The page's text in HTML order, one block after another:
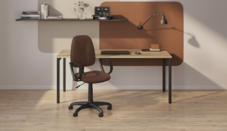
corps
Siege réglable en hauteur
Accoudoirs fixes
Large gamme de finitions